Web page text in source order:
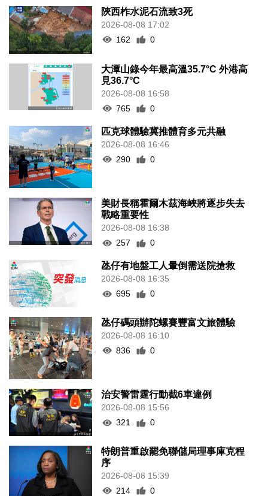
陝西柞水泥石流致3死
2026-08-08 17:02
162
0
大潭山錄今年最高溫35.7°C 外港高
見36.7°C
2026-08-08 16:58
765
0
匹克球體驗冀推體育多元共融
2026-08-08 16:46
290
0
美財長稱霍爾木茲海峽將逐步失去
戰略重要性
2026-08-08 16:38
257
0
氹仔有地盤工人暈倒需送院搶救
2026-08-08 16:35
695
0
氹仔碼頭辦陀螺賽豐富文旅體驗
2026-08-08 16:10
836
0
治安警雷霆行動截6車違例
2026-08-08 15:56
321
0
特朗普重啟罷免聯儲局理事庫克程
序
2026-08-08 15:39
214
0